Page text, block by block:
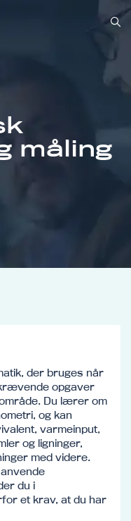
måling
der bruges når
opgaver
Du lærer om
og kan
varmeinput,
og ligninger,
med videre.
du i
et krav, at du har